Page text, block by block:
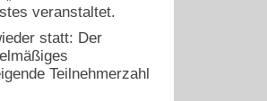
veranstaltet.
statt: Der
Teilnehmerzahl